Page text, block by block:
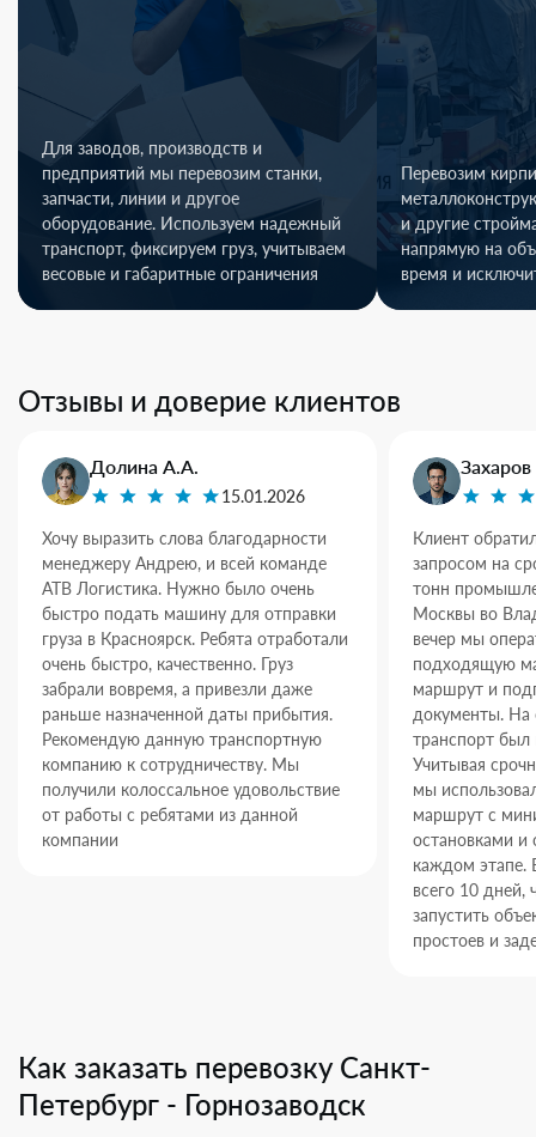
Для заводов, производств и
предприятий мы перевозим станки,
запчасти, линии и другое
оборудование. Используем надежный
транспорт, фиксируем груз, учитываем
весовые и габаритные ограничения
Перевозим
и другие
напрямую на
время и
Отзывы и доверие клиентов
Долина А.А.
15.01.2026
Хочу выразить слова благодарности
менеджеру Андрею, и всей команде
АТВ Логистика. Нужно было очень
быстро подать машину для отправки
груза в Красноярск. Ребята отработали
очень быстро, качественно. Груз
забрали вовремя, а привезли даже
раньше назначенной даты прибытия.
Рекомендую данную транспортную
компанию к сотрудничеству. Мы
получили колоссальное удовольствие
от работы с ребятами из данной
компании
Клиент
запросом на
тонн
Москвы во
вечер мы
подходящую
маршрут и
документы. На
транспорт был
Учитывая
мы
маршрут с
остановками и
каждом этапе.
всего 10 дней,
запустить
простоев и
Как заказать перевозку Санкт-
Петербург - Горнозаводск